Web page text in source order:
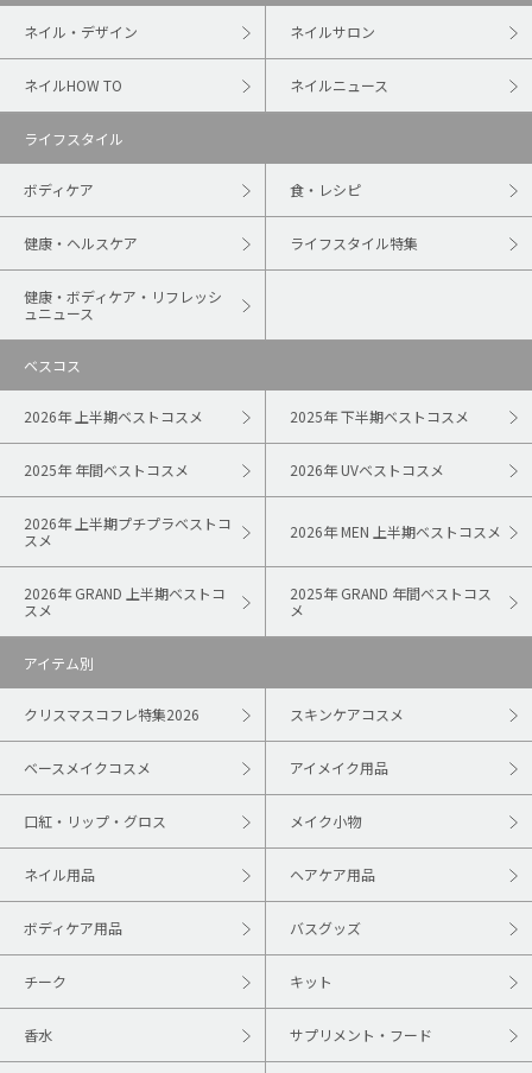
ネイル・デザイン ネイルサロン
ネイルHOW TO ネイルニュース
ライフスタイル
ボディケア 食・レシピ
健康・ヘルスケア ライフスタイル特集
健康・ボディケア・リフレッシ
ュニュース
ベスコス
2026年 上半期ベストコスメ 2025年 下半期ベストコスメ
2025年 年間ベストコスメ 2026年 UVベストコスメ
2026年 上半期プチプラベストコ
スメ
2026年 MEN 上半期ベストコスメ
2026年 GRAND 上半期ベストコ
スメ
2025年 GRAND 年間ベストコス
メ
アイテム別
クリスマスコフレ特集2026 スキンケアコスメ
ベースメイクコスメ アイメイク用品
口紅・リップ・グロス メイク小物
ネイル用品 ヘアケア用品
ボディケア用品 バスグッズ
チーク キット
香水 サプリメント・フード